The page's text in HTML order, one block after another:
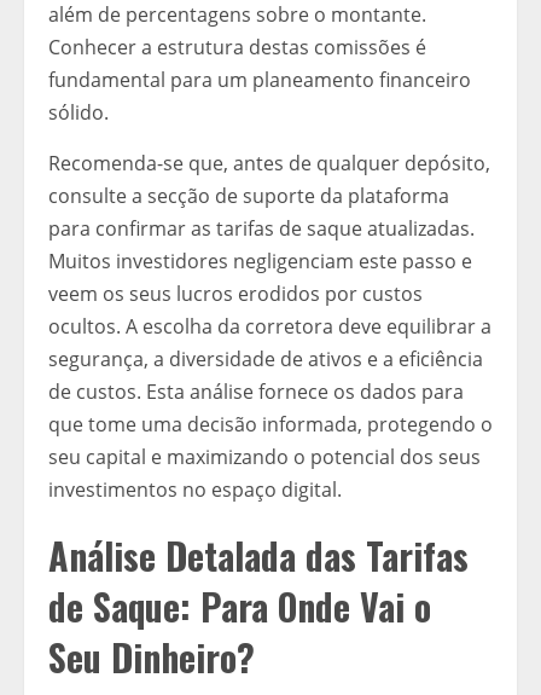
além de percentagens sobre o montante.
Conhecer a estrutura destas comissões é
fundamental para um planeamento financeiro
sólido.
Recomenda-se que, antes de qualquer depósito,
consulte a secção de suporte da plataforma
para confirmar as tarifas de saque atualizadas.
Muitos investidores negligenciam este passo e
veem os seus lucros erodidos por custos
ocultos. A escolha da corretora deve equilibrar a
segurança, a diversidade de ativos e a eficiência
de custos. Esta análise fornece os dados para
que tome uma decisão informada, protegendo o
seu capital e maximizando o potencial dos seus
investimentos no espaço digital.
Análise Detalada das Tarifas
de Saque: Para Onde Vai o
Seu Dinheiro?